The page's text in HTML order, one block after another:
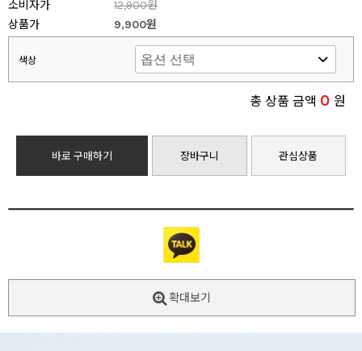
소비자가
12,900원
상품가
9,900원
색상
총 상품 금액 0 원
바로 구매하기 장바구니 관심상품
확대보기